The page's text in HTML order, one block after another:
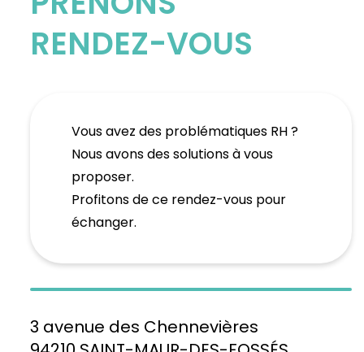
RENDEZ-VOUS
Vous avez des problématiques RH ?
Nous avons des solutions à vous
proposer.
Profitons de ce rendez-vous pour
échanger.
3 avenue des Chennevières